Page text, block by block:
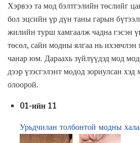
Хэрвээ та мод бэлтгэлийн төслийг
бол эцсийн үр дүн таны гарын
жилийн турш хамгаалж чадна гэсэн
төсөл, сайн модны ялгаа нь
чанар юм. Дараахь зүйлүүдэд мод
дээр үзэсгэлэнт модод зориулсан
олоорой.
01-ийн 11
Урьдчилан толбонтой модны